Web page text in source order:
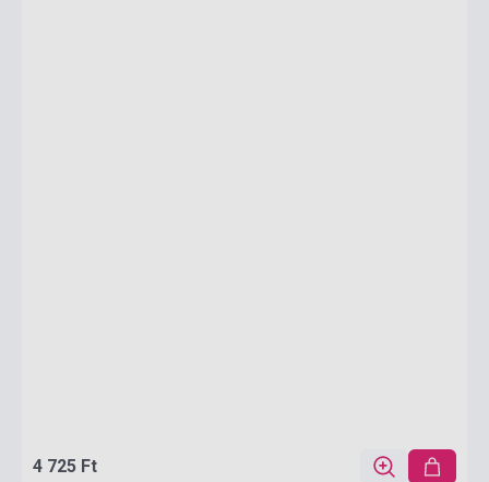
4 725 Ft